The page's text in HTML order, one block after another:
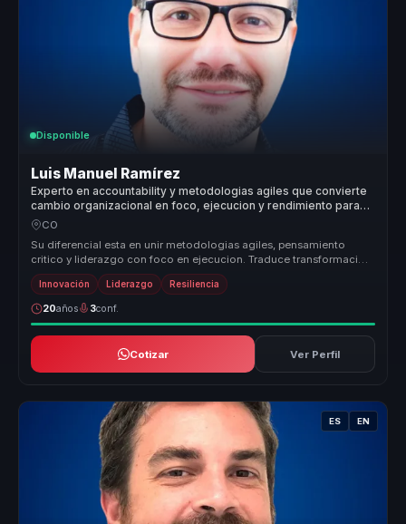
Disponible
Luis Manuel Ramírez
Experto en accountability y metodologias agiles que convierte
cambio organizacional en foco, ejecucion y rendimiento para
equipos.
CO
Su diferencial esta en unir metodologias agiles, pensamiento
critico y liderazgo con foco en ejecucion. Traduce transformacion
e innovaci...
Innovación Liderazgo Resiliencia
20años 3conf.
Cotizar Ver Perfil
ES EN